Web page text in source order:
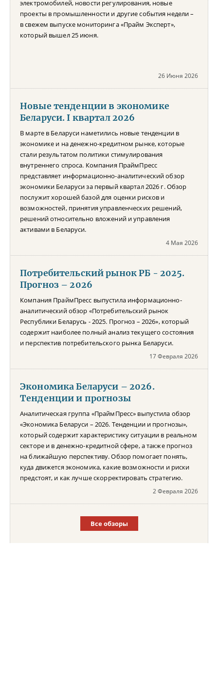
электромобилей, новости регулирования, новые
проекты в промышленности и другие события недели –
в свежем выпуске мониторинга «Прайм Эксперт»,
который вышел 25 июня.
26 Июня 2026
Новые тенденции в экономике
Беларуси. I квартал 2026
В марте в Беларуси наметились новые тенденции в
экономике и на денежно-кредитном рынке, которые
стали результатом политики стимулирования
внутреннего спроса. Компания ПраймПресс
представляет информационно-аналитический обзор
экономики Беларуси за первый квартал 2026 г. Обзор
послужит хорошей базой для оценки рисков и
возможностей, принятия управленческих решений,
решений относительно вложений и управления
активами в Беларуси.
4 Мая 2026
Потребительский рынок РБ - 2025.
Прогноз – 2026
Компания ПраймПресс выпустила информационно-
аналитический обзор «Потребительский рынок
Республики Беларусь - 2025. Прогноз – 2026», который
содержит наиболее полный анализ текущего состояния
и перспектив потребительского рынка Беларуси.
17 Февраля 2026
Экономика Беларуси – 2026.
Тенденции и прогнозы
Аналитическая группа «ПраймПресс» выпустила обзор
«Экономика Беларуси – 2026. Тенденции и прогнозы»,
который содержит характеристику ситуации в реальном
секторе и в денежно-кредитной сфере, а также прогноз
на ближайшую перспективу. Обзор помогает понять,
куда движется экономика, какие возможности и риски
предстоят, и как лучше скорректировать стратегию.
2 Февраля 2026
Все обзоры